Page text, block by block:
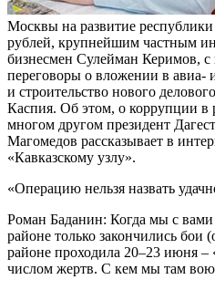
Москвы на развитие
рублей, крупнейшим частным
бизнесмен Сулейман Керимов,
переговоры о вложении в
и строительство нового
Каспия. Об этом, о коррупции в
многом другом президент
Магомедов рассказывает в
«Кавказскому узлу».
«Операцию нельзя назвать
Роман Баданин: Когда мы с вами
районе только закончились бои
районе проходила 20–23 июня –
числом жертв. С кем мы там